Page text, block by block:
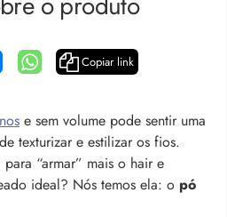
Copiar link
e sem volume pode sentir uma
texturizar e estilizar os fios.
“armar” mais o hair e
ideal? Nós temos ela: o pó